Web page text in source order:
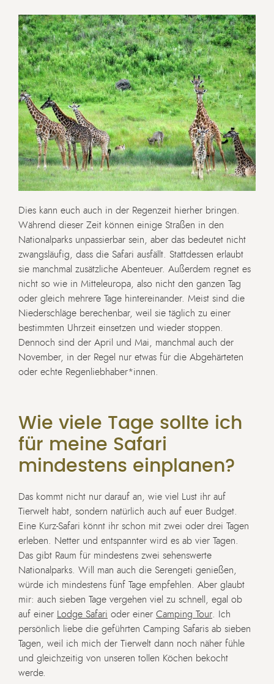
Dies kann euch auch in der Regenzeit hierher bringen.
Während dieser Zeit können einige Straßen in den
Nationalparks unpassierbar sein, aber das bedeutet nicht
zwangsläufig, dass die Safari ausfällt. Stattdessen erlaubt
sie manchmal zusätzliche Abenteuer. Außerdem regnet es
nicht so wie in Mitteleuropa, also nicht den ganzen Tag
oder gleich mehrere Tage hintereinander. Meist sind die
Niederschläge berechenbar, weil sie täglich zu einer
bestimmten Uhrzeit einsetzen und wieder stoppen.
Dennoch sind der April und Mai, manchmal auch der
November, in der Regel nur etwas für die Abgehärteten
oder echte Regenliebhaber*innen.
Wie viele Tage sollte ich
für meine Safari
mindestens einplanen?
Das kommt nicht nur darauf an, wie viel Lust ihr auf
Tierwelt habt, sondern natürlich auch auf euer Budget.
Eine Kurz-Safari könnt ihr schon mit zwei oder drei Tagen
erleben. Netter und entspannter wird es ab vier Tagen.
Das gibt Raum für mindestens zwei sehenswerte
Nationalparks. Will man auch die Serengeti genießen,
würde ich mindestens fünf Tage empfehlen. Aber glaubt
mir: auch sieben Tage vergehen viel zu schnell, egal ob
auf einer Lodge Safari oder einer Camping Tour. Ich
persönlich liebe die geführten Camping Safaris ab sieben
Tagen, weil ich mich der Tierwelt dann noch näher fühle
und gleichzeitig von unseren tollen Köchen bekocht
werde.